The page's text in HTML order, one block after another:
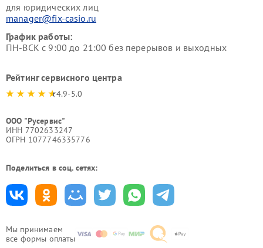
Мы принимаем
все формы оплаты
для юридических лиц
manager@fix-casio.ru
График работы:
ПН-ВСК с 9:00 до 21:00 без перерывов и выходных
Рейтинг сервисного центра
4.9-5.0
ООО "Русервис"
ИНН 7702633247
ОГРН 1077746335776
Поделиться в соц. сетях: